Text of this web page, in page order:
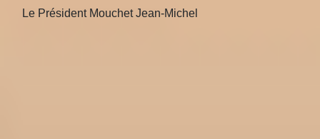
Le Président Mouchet Jean-Michel